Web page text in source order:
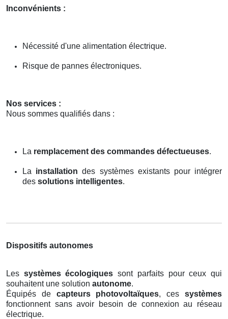
Inconvénients :
Nécessité d'une alimentation électrique.
Risque de pannes électroniques.
Nos services :
Nous sommes qualifiés dans :
La remplacement des commandes défectueuses.
La installation des systèmes existants pour intégrer
des solutions intelligentes.
Dispositifs autonomes
Les systèmes écologiques sont parfaits pour ceux qui
souhaitent une solution autonome.
Équipés de capteurs photovoltaïques, cessystèmes
fonctionnent sans avoir besoin de connexion au réseau
électrique.